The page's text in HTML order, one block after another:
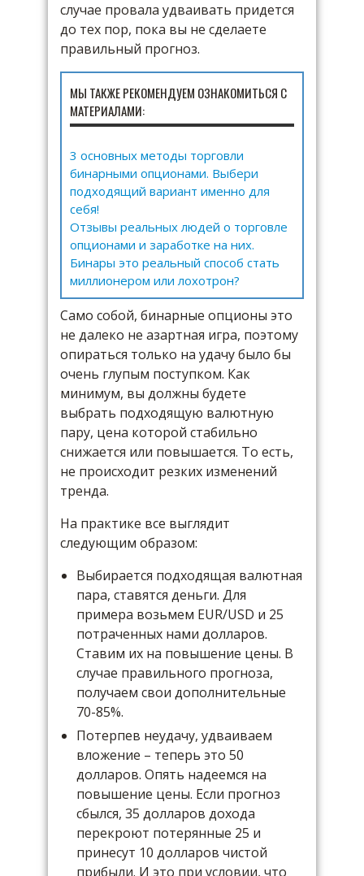
случае провала удваивать придется
до тех пор, пока вы не сделаете
правильный прогноз.
МЫ ТАКЖЕ РЕКОМЕНДУЕМ ОЗНАКОМИТЬСЯ С
МАТЕРИАЛАМИ:
3 основных методы торговли
бинарными опционами. Выбери
подходящий вариант именно для
себя!
Отзывы реальных людей о торговле
опционами и заработке на них.
Бинары это реальный способ стать
миллионером или лохотрон?
Само собой, бинарные опционы это
не далеко не азартная игра, поэтому
опираться только на удачу было бы
очень глупым поступком. Как
минимум, вы должны будете
выбрать подходящую валютную
пару, цена которой стабильно
снижается или повышается. То есть,
не происходит резких изменений
тренда.
На практике все выглядит
следующим образом:
Выбирается подходящая валютная
пара, ставятся деньги. Для
примера возьмем EUR/USD и 25
потраченных нами долларов.
Ставим их на повышение цены. В
случае правильного прогноза,
получаем свои дополнительные
70-85%.
Потерпев неудачу, удваиваем
вложение – теперь это 50
долларов. Опять надеемся на
повышение цены. Если прогноз
сбылся, 35 долларов дохода
перекроют потерянные 25 и
принесут 10 долларов чистой
прибыли. И это при условии, что